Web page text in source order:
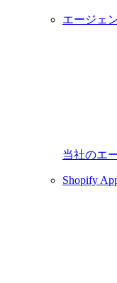
エージェ
当社のエ
Shopify